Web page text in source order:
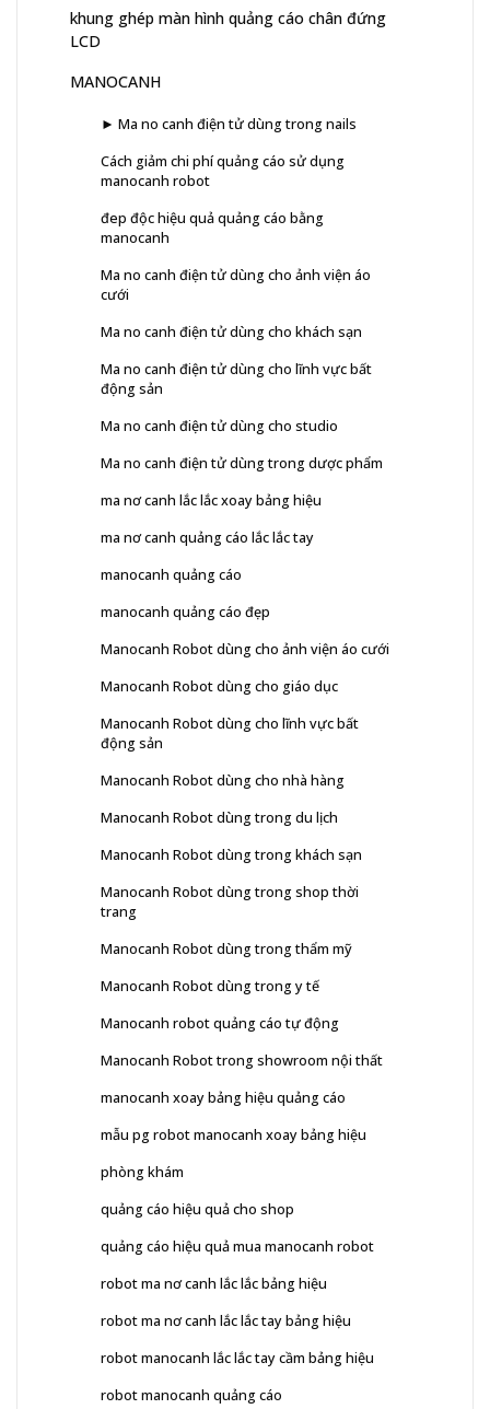
khung ghép màn hình quảng cáo chân đứng
LCD
MANOCANH
► Ma no canh điện tử dùng trong nails
Cách giảm chi phí quảng cáo sử dụng
manocanh robot
đep độc hiệu quả quảng cáo bằng
manocanh
Ma no canh điện tử dùng cho ảnh viện áo
cưới
Ma no canh điện tử dùng cho khách sạn
Ma no canh điện tử dùng cho lĩnh vực bất
động sản
Ma no canh điện tử dùng cho studio
Ma no canh điện tử dùng trong dược phẩm
ma nơ canh lắc lắc xoay bảng hiệu
ma nơ canh quảng cáo lắc lắc tay
manocanh quảng cáo
manocanh quảng cáo đẹp
Manocanh Robot dùng cho ảnh viện áo cưới
Manocanh Robot dùng cho giáo dục
Manocanh Robot dùng cho lĩnh vực bất
động sản
Manocanh Robot dùng cho nhà hàng
Manocanh Robot dùng trong du lịch
Manocanh Robot dùng trong khách sạn
Manocanh Robot dùng trong shop thời
trang
Manocanh Robot dùng trong thẩm mỹ
Manocanh Robot dùng trong y tế
Manocanh robot quảng cáo tự động
Manocanh Robot trong showroom nội thất
manocanh xoay bảng hiệu quảng cáo
mẫu pg robot manocanh xoay bảng hiệu
phòng khám
quảng cáo hiệu quả cho shop
quảng cáo hiệu quả mua manocanh robot
robot ma nơ canh lắc lắc bảng hiệu
robot ma nơ canh lắc lắc tay bảng hiệu
robot manocanh lắc lắc tay cầm bảng hiệu
robot manocanh quảng cáo